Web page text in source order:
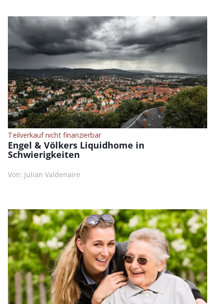
Teilverkauf nicht finanzierbar
Engel & Völkers Liquidhome in
Schwierigkeiten
Von: Julian Valdenaire